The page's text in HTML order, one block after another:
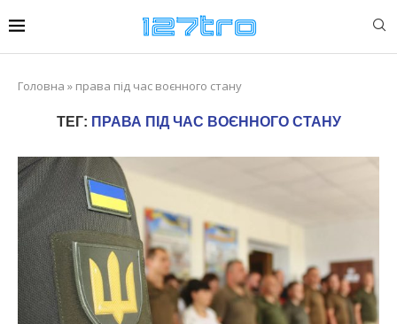
Головна » права під час воєнного стану
ТЕГ: ПРАВА ПІД ЧАС ВОЄННОГО СТАНУ